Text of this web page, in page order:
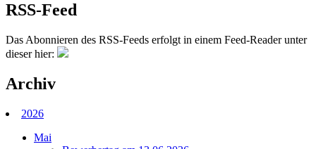
RSS-Feed
Das Abonnieren des RSS-Feeds erfolgt in einem Feed-Reader unter
dieser hier:
Archiv
2026
Mai